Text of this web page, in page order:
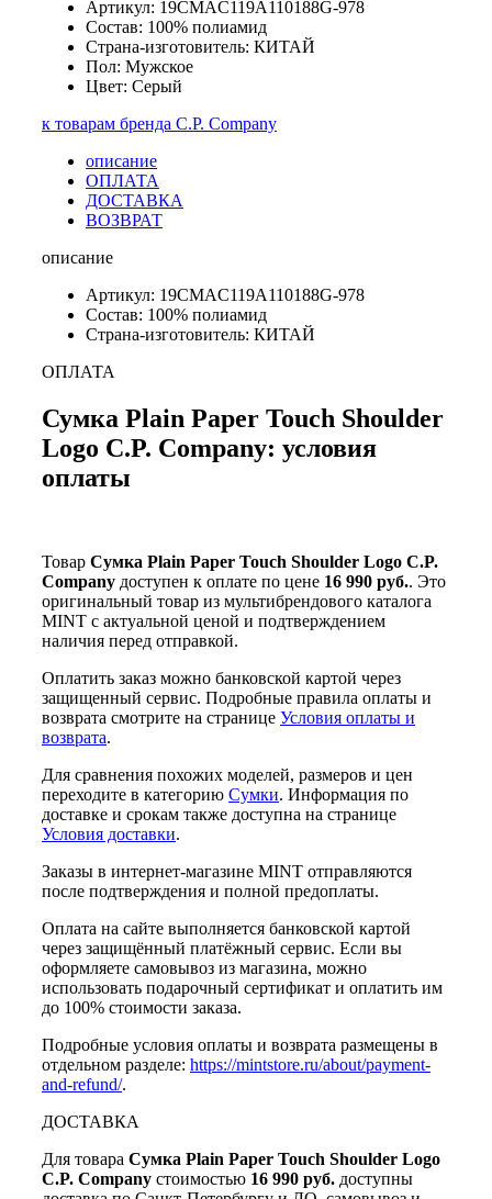
Артикул: 19CMAC119A110188G-978
Состав: 100% полиамид
Страна-изготовитель: КИТАЙ
Пол: Мужское
Цвет: Серый
к товарам бренда C.P. Company
описание
ОПЛАТА
ДОСТАВКА
ВОЗВРАТ
описание
Артикул: 19CMAC119A110188G-978
Состав: 100% полиамид
Страна-изготовитель: КИТАЙ
ОПЛАТА
Сумка Plain Paper Touch Shoulder
Logo C.P. Company: условия
оплаты
Товар Сумка Plain Paper Touch Shoulder Logo C.P.
Company доступен к оплате по цене 16 990 руб.. Это
оригинальный товар из мультибрендового каталога
MINT с актуальной ценой и подтверждением
наличия перед отправкой.
Оплатить заказ можно банковской картой через
защищенный сервис. Подробные правила оплаты и
возврата смотрите на странице Условия оплаты и
возврата.
Для сравнения похожих моделей, размеров и цен
переходите в категорию Сумки. Информация по
доставке и срокам также доступна на странице
Условия доставки.
Заказы в интернет-магазине MINT отправляются
после подтверждения и полной предоплаты.
Оплата на сайте выполняется банковской картой
через защищённый платёжный сервис. Если вы
оформляете самовывоз из магазина, можно
использовать подарочный сертификат и оплатить им
до 100% стоимости заказа.
Подробные условия оплаты и возврата размещены в
отдельном разделе: https://mintstore.ru/about/payment-
and-refund/.
ДОСТАВКА
Для товара Сумка Plain Paper Touch Shoulder Logo
C.P. Company стоимостью 16 990 руб. доступны